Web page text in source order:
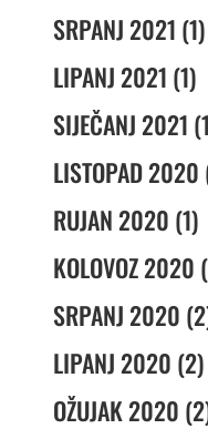
SRPANJ 2021 (1)
LIPANJ 2021 (1)
SIJEČANJ 2021
LISTOPAD 2020
RUJAN 2020 (1)
KOLOVOZ 2020
SRPANJ 2020
LIPANJ 2020 (2)
OŽUJAK 2020